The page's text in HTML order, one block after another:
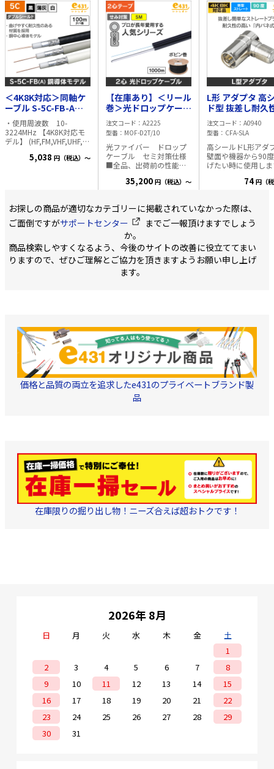
95°～26°（水平）、72°～
20°（垂直）、126°～33°
（対角） DAY&NIGHT 自
動切換、夜間モノクロ映
像 赤外線ライト照射距
離 最大40m 防水防塵性
能 IP67 電源 DC 12V /
PoC.at・消費電力 最大
8.7W以下 ■ご注意■ AC
アダプタは付属しており
ません別途販売はこちら
より
＜4K8K対応＞同軸ケ
ーブル S-5C-FB-A
100m巻 (黒)
・使用周波数 10-
3224MHz 【4K8K対応モ
デル】 (HF,FM,VHF,UHF,地
デジタル放送,CATV) ・材
発泡ポリエチレン ジャ
ケット-PVC ・中心導体
1.05mm ・JISC3502準拠
栓が入りやすい」ケーブ
ルです。 弊社旧モデルと
比較では 1.30%少ない力
黒色/薄灰色/白色
5,038 円（税込）～
【在庫あり】＜リール
巻＞光ドロップケーブ
ル SM 2心線(テープ心
線) 1000m
注文コード
A2225
型番
MOF-D2T/10
光ファイバー ドロップ
ケーブル セミ対策仕様
■全品、出荷前の性能検
ますので、 確かな性能
拠 ・支持線 1.2mm 外
寸:5x2mm(支持線剥離時
約3x2mm) ・2心 テープ
心線 ・セミ対策仕様 ・
1000m 木製ボビンリー
ル巻 ボビンリール寸法 ・
直径 450mm ・高さ
260mm
35,200 円（税込）～
L形 アダプタ 高
ド型 抜差し耐久性が
UP 【4K8K対応
注文コード
A0940
型番
CFA-SLA
高シールドL形アダ
壁面や機器から90
げたい時に使用し
えるのに便利な商
性の高い内バネ式
し、繰返しの抜き
強い構造です。 ネジ切り
型ジャック機器に
が可能です。 ・対応周波
数 10～
74 円（
お探しの商品が適切なカテゴリーに掲載されていなかった際は、
ご面倒ですがサポートセンター
までご一報頂けますでしょう
か。
商品検索しやすくなるよう、今後のサイトの改善に役立ててまい
りますので、ぜひご理解とご協力を頂きますようお願い申し上げ
ます。
価格と品質の両立を追求したe431のプライベートブランド製
品
在庫限りの掘り出し物！ニーズ合えば超おトクです！
2026年 8月
日 月 火 水 木 金
土
1
2
3 4 5 6 7
8
9
10 11 12 13 14
15
16
17 18 19 20 21
22
23
24 25 26 27 28
29
30
31